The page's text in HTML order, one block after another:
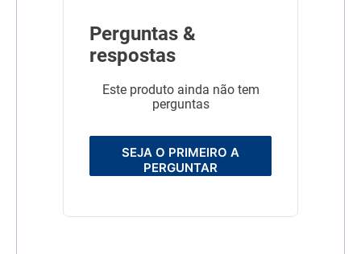
Perguntas &
respostas
Este produto ainda não tem
perguntas
SEJA O PRIMEIRO A
PERGUNTAR